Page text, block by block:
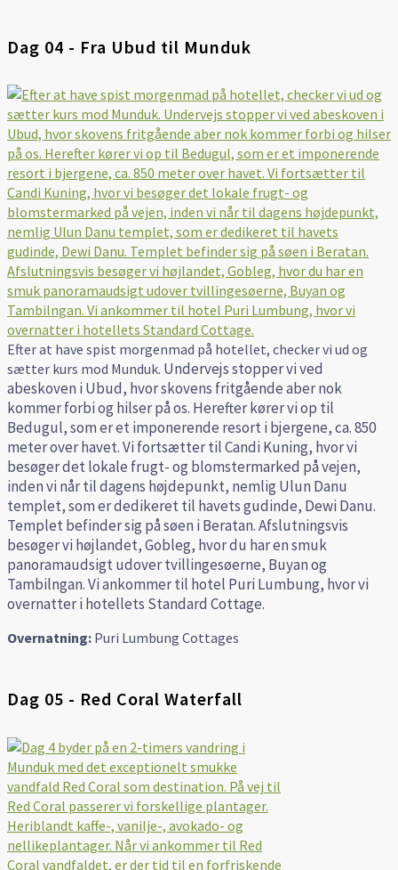
Dag 04 - Fra Ubud til Munduk
Efter at have spist morgenmad på hotellet, checker vi ud og
sætter kurs mod Munduk. Undervejs stopper vi ved
abeskoven i Ubud, hvor skovens fritgående aber nok
kommer forbi og hilser på os. Herefter kører vi op til
Bedugul, som er et imponerende resort i bjergene, ca. 850
meter over havet. Vi fortsætter til Candi Kuning, hvor vi
besøger det lokale frugt- og blomstermarked på vejen,
inden vi når til dagens højdepunkt, nemlig Ulun Danu
templet, som er dedikeret til havets gudinde, Dewi Danu.
Templet befinder sig på søen i Beratan.Afslutningsvis
besøger vi højlandet, Gobleg, hvor du har en smuk
panoramaudsigt udover tvillingesøerne, Buyan og
Tambilngan.Vi ankommer til hotel Puri Lumbung, hvor vi
overnatter i hotellets Standard Cottage.
Overnatning: Puri Lumbung Cottages
Dag 05 - Red Coral Waterfall